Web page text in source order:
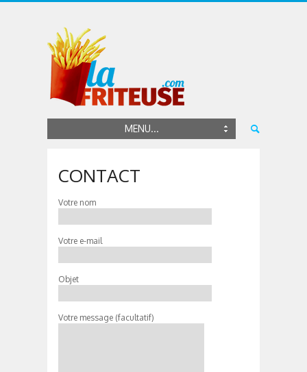
MENU...
CONTACT
Votre nom
Votre e-mail
Objet
Votre message (facultatif)